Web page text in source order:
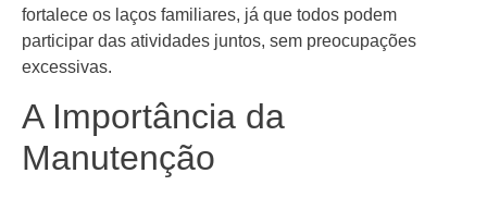
fortalece os laços familiares, já que todos podem
participar das atividades juntos, sem preocupações
excessivas.
A Importância da
Manutenção